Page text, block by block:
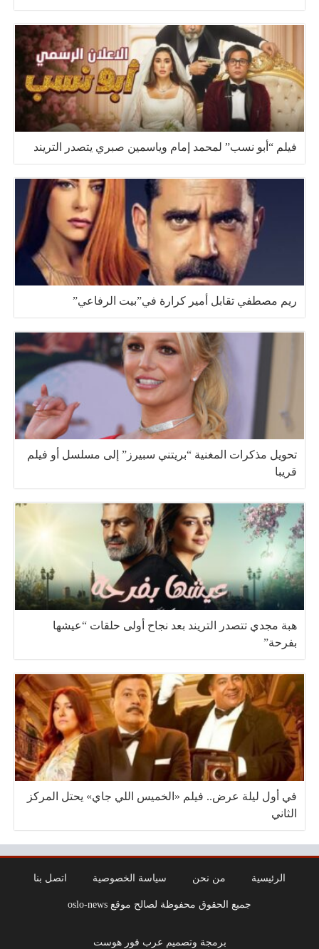
فيلم “أبو نسب” لمحمد إمام وياسمين صبري يتصدر التريند
ريم مصطفي تقابل أمير كرارة في”بيت الرفاعي”
تحويل مذكرات المغنية “بريتني سبيرز” إلى مسلسل أو فيلم
قريبا
هبة مجدي تتصدر التريند بعد نجاح أولى حلقات “عيشها
بفرحة”
في أول ليلة عرض.. فيلم «الخميس اللي جاي» يحتل المركز
الثاني
الرئيسية من نحن سياسة الخصوصية اتصل بنا
جميع الحقوق محفوظة لصالح موقع oslo-news
برمجة وتصميم عرب فور هوست